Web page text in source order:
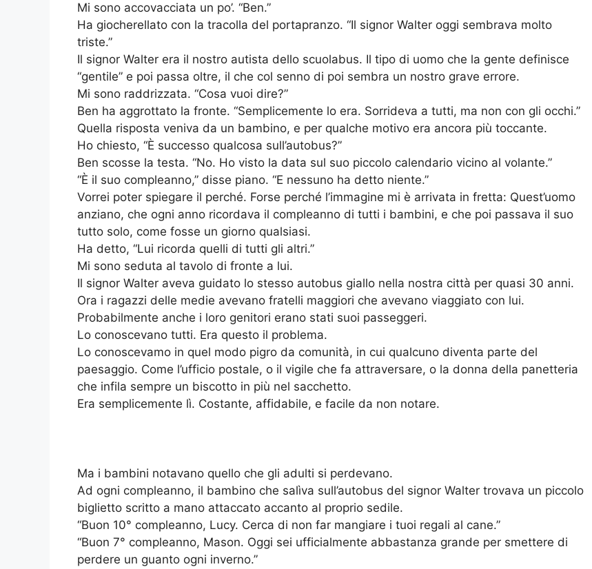
Mi sono accovacciata un po’. “Ben.”
Ha giocherellato con la tracolla del portapranzo. “Il signor Walter oggi sembrava molto
triste.”
Il signor Walter era il nostro autista dello scuolabus. Il tipo di uomo che la gente definisce
“gentile” e poi passa oltre, il che col senno di poi sembra un nostro grave errore.
Mi sono raddrizzata. “Cosa vuoi dire?”
Ben ha aggrottato la fronte. “Semplicemente lo era. Sorrideva a tutti, ma non con gli occhi.”
Quella risposta veniva da un bambino, e per qualche motivo era ancora più toccante.
Ho chiesto, “È successo qualcosa sull’autobus?”
Ben scosse la testa. “No. Ho visto la data sul suo piccolo calendario vicino al volante.”
“È il suo compleanno,” disse piano. “E nessuno ha detto niente.”
Vorrei poter spiegare il perché. Forse perché l’immagine mi è arrivata in fretta: Quest’uomo
anziano, che ogni anno ricordava il compleanno di tutti i bambini, e che poi passava il suo
tutto solo, come fosse un giorno qualsiasi.
Ha detto, “Lui ricorda quelli di tutti gli altri.”
Mi sono seduta al tavolo di fronte a lui.
Il signor Walter aveva guidato lo stesso autobus giallo nella nostra città per quasi 30 anni.
Ora i ragazzi delle medie avevano fratelli maggiori che avevano viaggiato con lui.
Probabilmente anche i loro genitori erano stati suoi passeggeri.
Lo conoscevano tutti. Era questo il problema.
Lo conoscevamo in quel modo pigro da comunità, in cui qualcuno diventa parte del
paesaggio. Come l’ufficio postale, o il vigile che fa attraversare, o la donna della panetteria
che infila sempre un biscotto in più nel sacchetto.
Era semplicemente lì. Costante, affidabile, e facile da non notare.
Ma i bambini notavano quello che gli adulti si perdevano.
Ad ogni compleanno, il bambino che salìva sull’autobus del signor Walter trovava un piccolo
biglietto scritto a mano attaccato accanto al proprio sedile.
“Buon 10° compleanno, Lucy. Cerca di non far mangiare i tuoi regali al cane.”
“Buon 7° compleanno, Mason. Oggi sei ufficialmente abbastanza grande per smettere di
perdere un guanto ogni inverno.”